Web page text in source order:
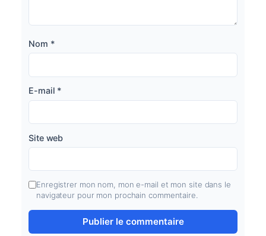
Nom *
E-mail *
Site web
Enregistrer mon nom, mon e-mail et mon site dans le
navigateur pour mon prochain commentaire.